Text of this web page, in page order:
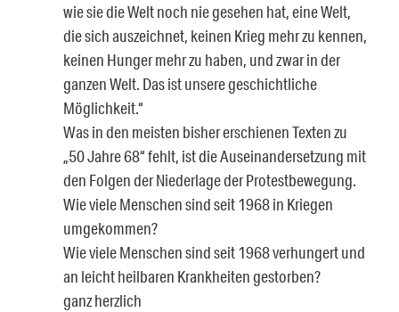
wie sie die Welt noch nie gesehen hat, eine Welt,
die sich auszeichnet, keinen Krieg mehr zu kennen,
keinen Hunger mehr zu haben, und zwar in der
ganzen Welt. Das ist unsere geschichtliche
Möglichkeit.“
Was in den meisten bisher erschienen Texten zu
„50 Jahre 68“ fehlt, ist die Auseinandersetzung mit
den Folgen der Niederlage der Protestbewegung.
Wie viele Menschen sind seit 1968 in Kriegen
umgekommen?
Wie viele Menschen sind seit 1968 verhungert und
an leicht heilbaren Krankheiten gestorben?
ganz herzlich